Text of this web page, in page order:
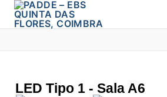
LED Tipo 1 - Sala A6